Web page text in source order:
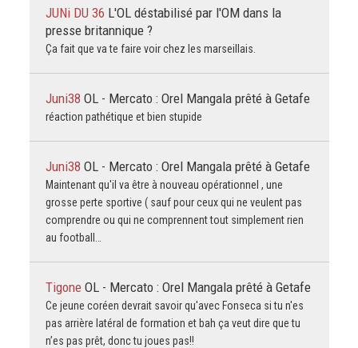
JUNi DU 36 L'OL déstabilisé par l'OM dans la
presse britannique ?
Ça fait que va te faire voir chez les marseillais.
Juni38 OL - Mercato : Orel Mangala prêté à Getafe
réaction pathétique et bien stupide
Juni38 OL - Mercato : Orel Mangala prêté à Getafe
Maintenant qu'il va être à nouveau opérationnel , une
grosse perte sportive ( sauf pour ceux qui ne veulent pas
comprendre ou qui ne comprennent tout simplement rien
au football…
Tigone OL - Mercato : Orel Mangala prêté à Getafe
Ce jeune coréen devrait savoir qu'avec Fonseca si tu n'es
pas arrière latéral de formation et bah ça veut dire que tu
n’es pas prêt, donc tu joues pas!!